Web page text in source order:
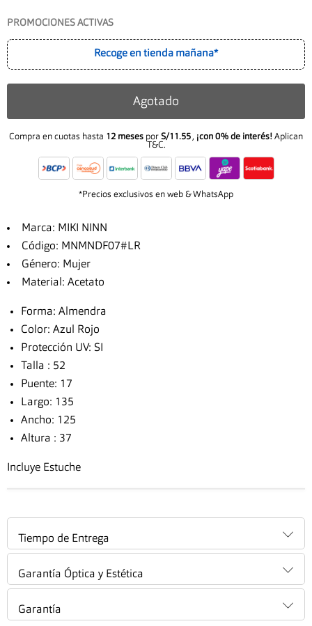
PROMOCIONES ACTIVAS
Recoge en tienda mañana*
Agotado
Compra en cuotas hasta 12 meses por S/11.55 , ¡con 0% de interés! Aplican
T&C.
*Precios exclusivos en web & WhatsApp
Marca: MIKI NINN
Código: MNMNDF07#LR
Género: Mujer
Material: Acetato
Forma: Almendra
Color: Azul Rojo
Protección UV: SI
Talla : 52
Puente: 17
Largo: 135
Ancho: 125
Altura : 37
Incluye Estuche
Tiempo de Entrega
Garantía Óptica y Estética
Garantía